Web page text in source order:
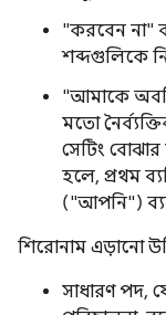
"করবেন না"
শব্দগুলিকে
"আমাকে
মতো
সেটিং
হলে, প্রথম
("আপনি")
শিরোনাম এড়ানো
সাধারণ পদ,